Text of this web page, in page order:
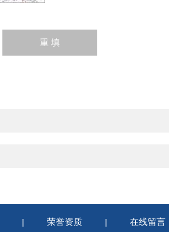
| 荣誉资质 | 在线留言